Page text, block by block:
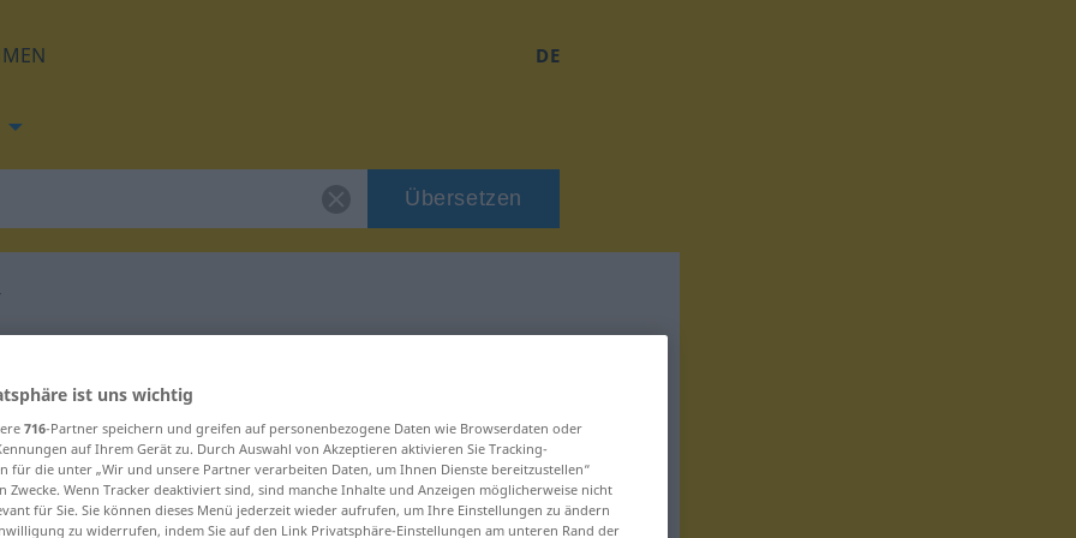
DE
Übersetzen
für "Einsteiger"
ist uns wichtig
716-Partner speichern und greifen auf personenbezogene Daten wie Browserdaten oder
auf Ihrem Gerät zu. Durch Auswahl von Akzeptieren aktivieren Sie Tracking-
für die unter „Wir und unsere Partner verarbeiten Daten, um Ihnen Dienste bereitzustellen“
Zwecke. Wenn Tracker deaktiviert sind, sind manche Inhalte und Anzeigen möglicherweise nicht
für Sie. Sie können dieses Menü jederzeit wieder aufrufen, um Ihre Einstellungen zu ändern
zu widerrufen, indem Sie auf den Link Privatsphäre-Einstellungen am unteren Rand der